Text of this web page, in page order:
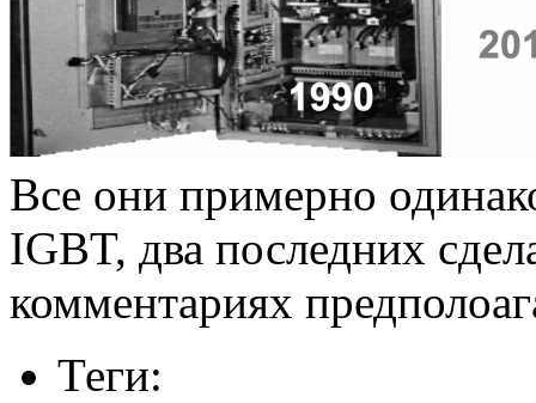
Все они примерно
IGBT, два последних
комментариях
Теги: